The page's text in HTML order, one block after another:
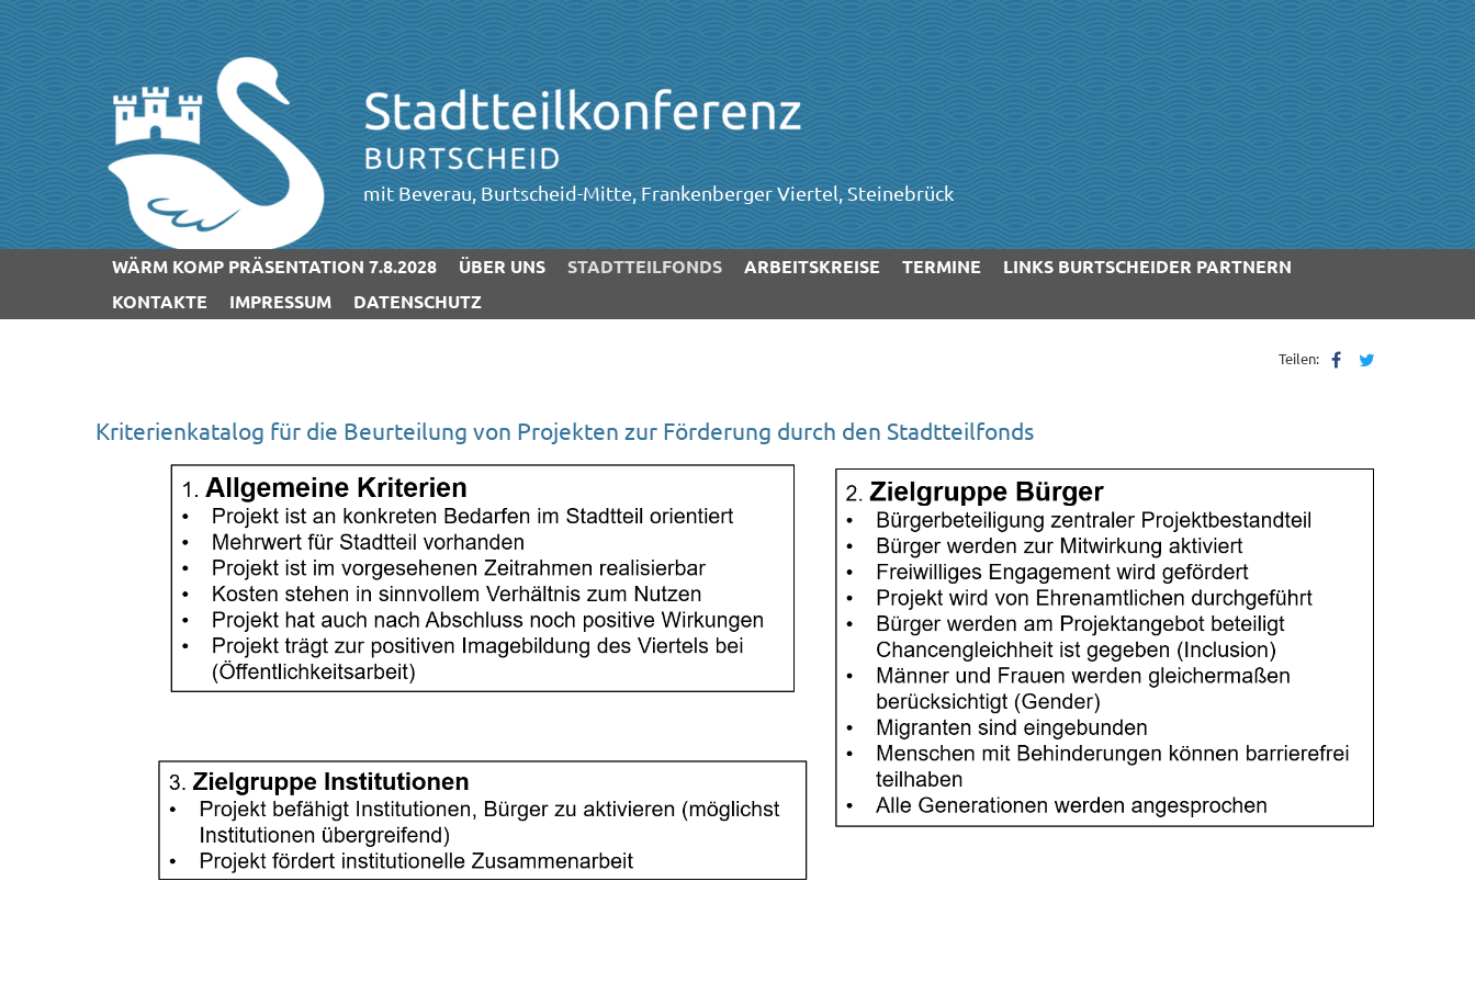
mit Beverau, Burtscheid-Mitte, Frankenberger Viertel, Steinebrück
WÄRM KOMP PRÄSENTATION 7.8.2028 ÜBER UNS STADTTEILFONDS ARBEITSKREISE TERMINE
LINKS BURTSCHEIDER PARTNERN
KONTAKTE
IMPRESSUM DATENSCHUTZ
Teilen:
Kriterienkatalog für die Beurteilung von Projekten zur Förderung durch den Stadtteilfonds